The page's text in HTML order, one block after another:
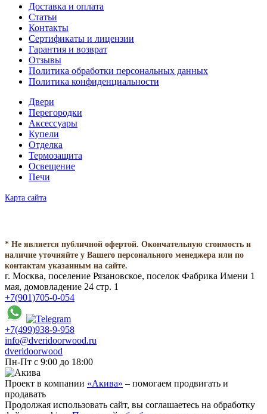
Доставка и оплата
Статьи
Контакты
Сертификаты и лицензии
Гарантия и возврат
Отзывы
Политика обработки персональных данных
Политика конфиденциальности
Двери
Перегородки
Аксессуары
Купели
Отделка
Термозащита
Освещение
Печи
Карта сайта
* Не является публичной офертой. Окончательную стоимость и
наличие уточняйте у Вашего персонального менеджера или по
контактам указанным на сайте.
г. Москва, поселение Рязановское, поселок Фабрика Имени 1
мая, домовладение 24 стр. 1
+7(901)705-0-054
+7(499)938-9-958
info@dveridoorwood.ru
dveridoorwood
Пн-Пт с 9:00 до 18:00
Проект в компании «Акива» – помогаем продвигать и
продавать
Продолжая использовать сайт, вы соглашаетесь на обработку